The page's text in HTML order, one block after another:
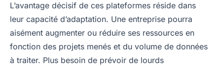
L’avantage décisif de ces plateformes réside dans
leur capacité d’adaptation. Une entreprise pourra
aisément augmenter ou réduire ses ressources en
fonction des projets menés et du volume de données
à traiter. Plus besoin de prévoir de lourds